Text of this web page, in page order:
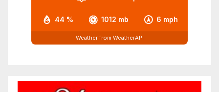
44 % 1012 mb 6 mph
Weather from WeatherAPI